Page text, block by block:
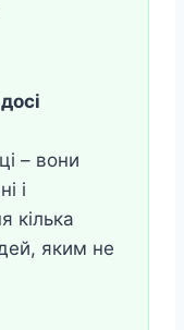
– вони
і
кілька
яким не